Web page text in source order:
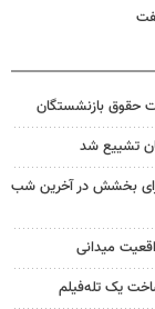
حقوق بازنشستگان
تشییع شد
بخشش در آخرین شب
میدانی
یک تله‌فیلم